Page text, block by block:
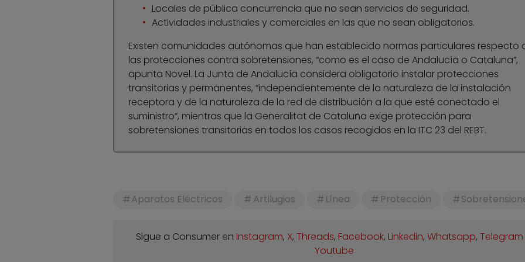
Locales de pública concurrencia que no sean servicios de seguridad.
Actividades industriales y comerciales en las que no sean obligatorios.
Existen comunidades autónomas que han establecido normas particulares respecto
las protecciones contra sobretensiones, “como es el caso de Andalucía o Cataluña”,
apunta Novel. La Junta de Andalucía considera obligatorio instalar protecciones
transitorias y permanentes, “independientemente de la naturaleza de la instalación
receptora y de la naturaleza de la red de distribución a la que esté conectado el
suministro”, mientras que la Generalitat de Cataluña exige protección para
sobretensiones transitorias en todos los casos recogidos en la ITC 23 del REBT.
Aparatos Eléctricos Artilugios Línea Protección
Sigue a Consumer en Instagram, X,Threads, Facebook, Linkedin,Whatsapp,Telegram
Youtube